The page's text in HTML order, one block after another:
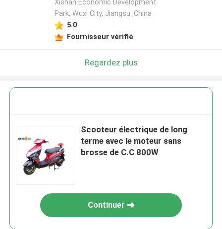
Xishan Economic Development
Park, Wuxi City, Jiangsu ,China
5.0
Fournisseur vérifié
Regardez plus
Scooteur électrique de long
terme avec le moteur sans
brosse de C.C 800W
Continuer